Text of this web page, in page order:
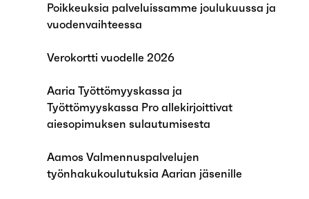
Poikkeuksia palveluissamme joulukuussa ja
vuodenvaihteessa
Verokortti vuodelle 2026
Aaria Työttömyyskassa ja
Työttömyyskassa Pro allekirjoittivat
aiesopimuksen sulautumisesta
Aamos Valmennuspalvelujen
työnhakukoulutuksia Aarian jäsenille